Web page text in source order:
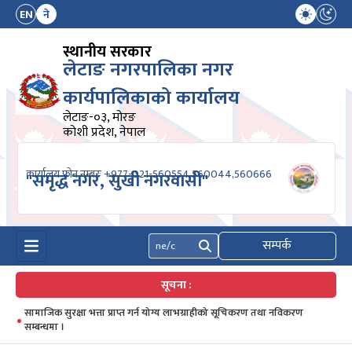
EN ने
स्थानीय सरकार
लेटाङ नगरपालिका नगर
कार्यपालिकाको कार्यालय
लेटाङ-०३, मोरङ
कोशी प्रदेश, नेपाल
कार्यालय फोन नम्बरः +977-021-560554,560044,560666
"समृद्ध नगर, सुखी नगरवासी"
खोज्नुहोस् सम्पर्क
सूचना :
सामाजिक सुरक्षा भत्ता प्राप्त गर्न योग्य लाभग्राहीको सूचिकरण तथा नविकरण
सम्बन्धमा ।